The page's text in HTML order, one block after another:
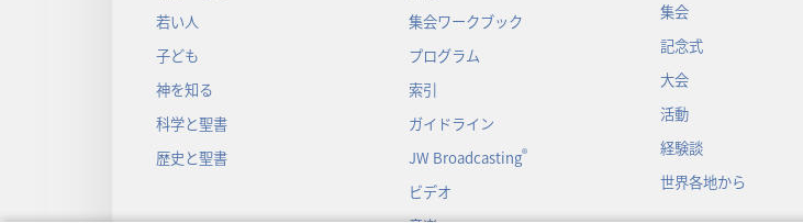
若い人
子ども
神を知る
科学と聖書
歴史と聖書
集会ワークブック
プログラム
索引
ガイドライン
JW Broadcasting®
ビデオ
集会
記念式
大会
活動
経験談
世界各地から